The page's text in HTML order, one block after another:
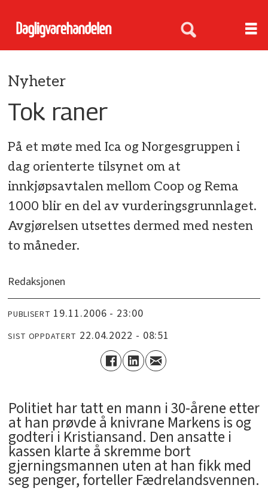
Nyheter
Tok raner
På et møte med Ica og Norgesgruppen i
dag orienterte tilsynet om at
innkjøpsavtalen mellom Coop og Rema
1000 blir en del av vurderingsgrunnlaget.
Avgjørelsen utsettes dermed med nesten
to måneder.
Redaksjonen
PUBLISERT 19.11.2006 - 23:00
SIST OPPDATERT 22.04.2022 - 08:51
Politiet har tatt en mann i 30-årene etter
at han prøvde å knivrane Markens is og
godteri i Kristiansand. Den ansatte i
kassen klarte å skremme bort
gjerningsmannen uten at han fikk med
seg penger, forteller Fædrelandsvennen.